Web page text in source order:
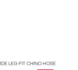
LEG FIT CHINO HOSE